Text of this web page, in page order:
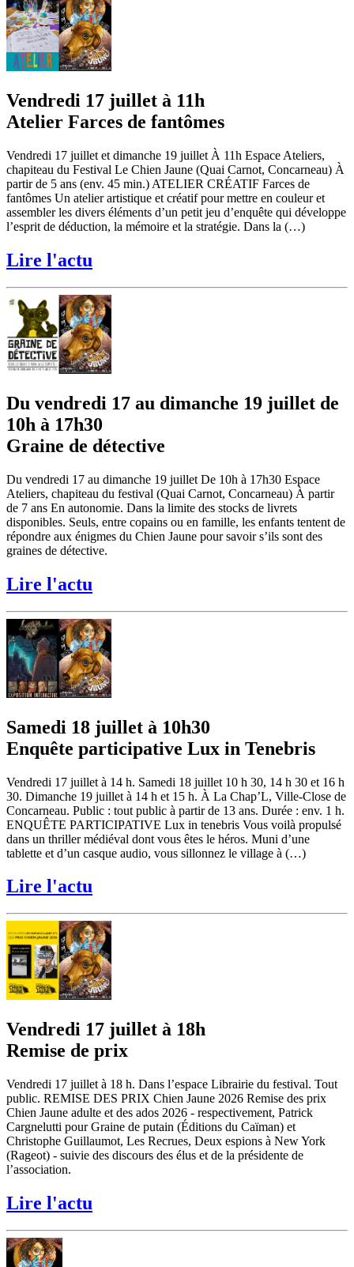
Vendredi 17 juillet à 11h
Atelier Farces de fantômes
Vendredi 17 juillet et dimanche 19 juillet À 11h Espace Ateliers,
chapiteau du Festival Le Chien Jaune (Quai Carnot, Concarneau) À
partir de 5 ans (env. 45 min.) ATELIER CRÉATIF Farces de
fantômes Un atelier artistique et créatif pour mettre en couleur et
assembler les divers éléments d’un petit jeu d’enquête qui développe
l’esprit de déduction, la mémoire et la stratégie. Dans la (…)
Lire l'actu
Du vendredi 17 au dimanche 19 juillet de
10h à 17h30
Graine de détective
Du vendredi 17 au dimanche 19 juillet De 10h à 17h30 Espace
Ateliers, chapiteau du festival (Quai Carnot, Concarneau) À partir
de 7 ans En autonomie. Dans la limite des stocks de livrets
disponibles. Seuls, entre copains ou en famille, les enfants tentent de
répondre aux énigmes du Chien Jaune pour savoir s’ils sont des
graines de détective.
Lire l'actu
Samedi 18 juillet à 10h30
Enquête participative Lux in Tenebris
Vendredi 17 juillet à 14 h. Samedi 18 juillet 10 h 30, 14 h 30 et 16 h
30. Dimanche 19 juillet à 14 h et 15 h. À La Chap’L, Ville-Close de
Concarneau. Public : tout public à partir de 13 ans. Durée : env. 1 h.
ENQUÊTE PARTICIPATIVE Lux in tenebris Vous voilà propulsé
dans un thriller médiéval dont vous êtes le héros. Muni d’une
tablette et d’un casque audio, vous sillonnez le village à (…)
Lire l'actu
Vendredi 17 juillet à 18h
Remise de prix
Vendredi 17 juillet à 18 h. Dans l’espace Librairie du festival. Tout
public. REMISE DES PRIX Chien Jaune 2026 Remise des prix
Chien Jaune adulte et des ados 2026 - respectivement, Patrick
Cargnelutti pour Graine de putain (Éditions du Caïman) et
Christophe Guillaumot, Les Recrues, Deux espions à New York
(Rageot) - suivie des discours des élus et de la présidente de
l’association.
Lire l'actu